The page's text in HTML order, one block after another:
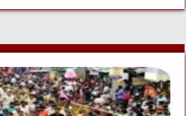
ss
e
n
g
er
at
s
A
p
p